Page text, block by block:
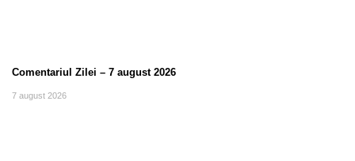
Comentariul Zilei – 7 august 2026
7 august 2026